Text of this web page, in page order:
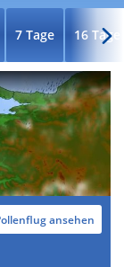
7 Tage 16 Tage
ansehen